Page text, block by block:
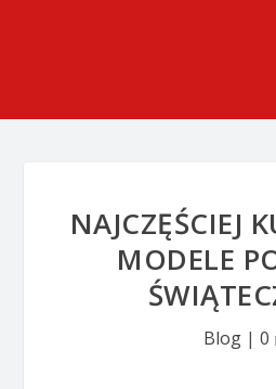
NAJCZĘŚCIEJ
MODELE
Blog | 0